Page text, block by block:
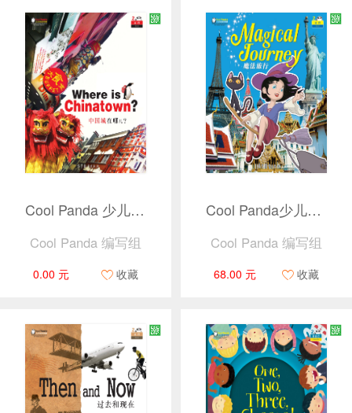
Cool Panda 少儿汉语教学资源2 · 出行 · 中国城在哪儿？（捆绑产品）
Cool Panda 编写组
0.00 元 收藏
Cool Panda少儿汉语教学资源2 · 出行（共4册）
Cool Panda 编写组
68.00 元 收藏